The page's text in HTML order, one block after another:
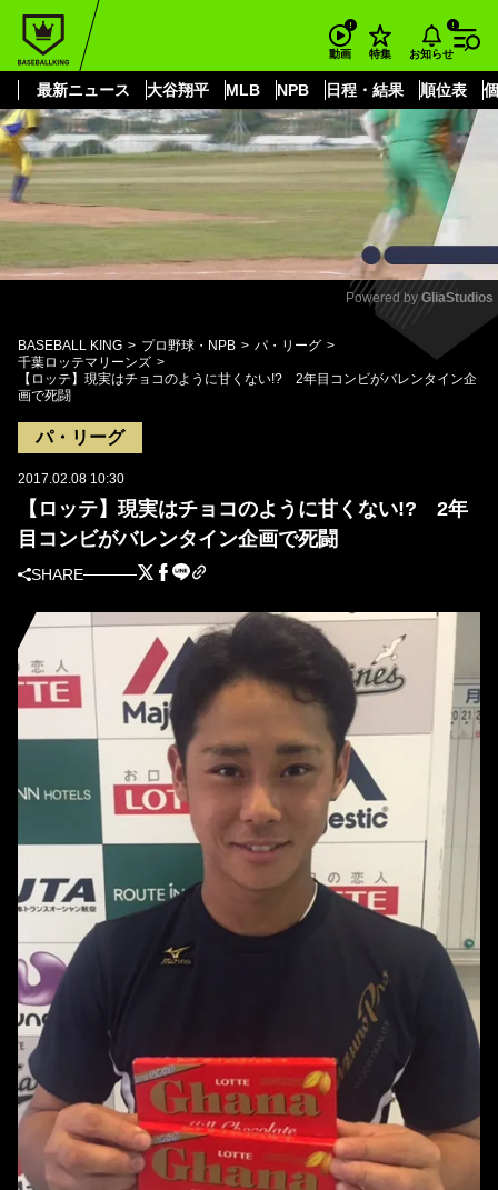
動画 特集 お知らせ
最新ニュース 大谷翔平 MLB NPB 日程・結果 順位表
もっと見る
Mute
Powered by GliaStudios
BASEBALL KING プロ野球・NPB
パ・リーグ
千葉ロッテマリーンズ
【ロッテ】現実はチョコのように甘くない!? 2年目コンビがバレンタイン企
画で死闘
パ・リーグ
2017.02.08 10:30
【ロッテ】現実はチョコのように甘くない!? 2年
目コンビがバレンタイン企画で死闘
SHARE